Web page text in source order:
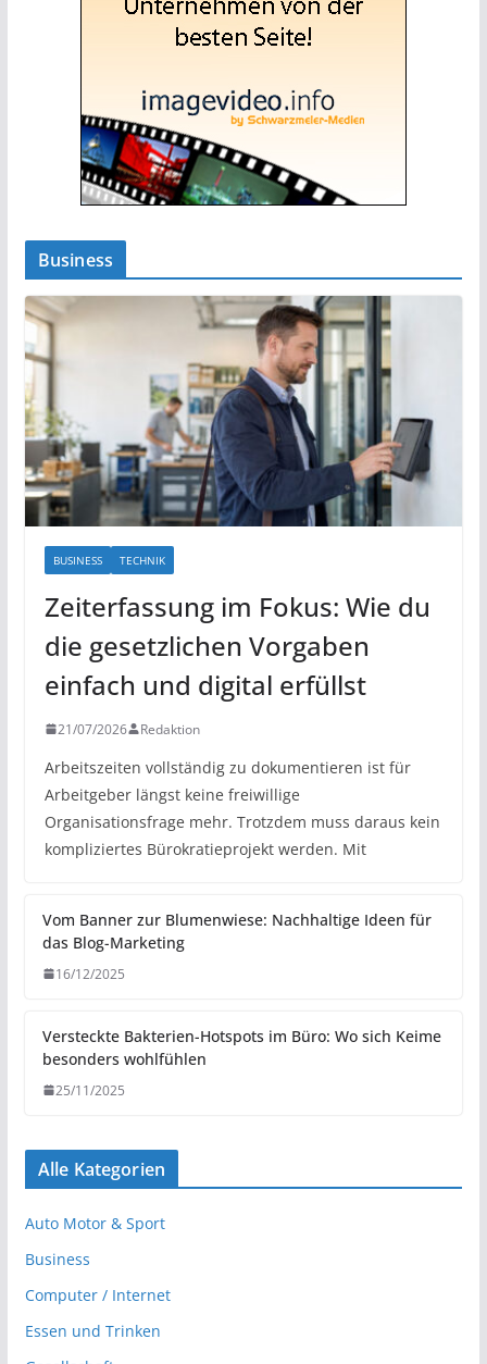
Business
BUSINESS TECHNIK
Zeiterfassung im Fokus: Wie du
die gesetzlichen Vorgaben
einfach und digital erfüllst
21/07/2026 Redaktion
Arbeitszeiten vollständig zu dokumentieren ist für
Arbeitgeber längst keine freiwillige
Organisationsfrage mehr. Trotzdem muss daraus kein
kompliziertes Bürokratieprojekt werden. Mit
Vom Banner zur Blumenwiese: Nachhaltige Ideen für
das Blog-Marketing
16/12/2025
Versteckte Bakterien-Hotspots im Büro: Wo sich Keime
besonders wohlfühlen
25/11/2025
Alle Kategorien
Auto Motor & Sport
Business
Computer / Internet
Essen und Trinken